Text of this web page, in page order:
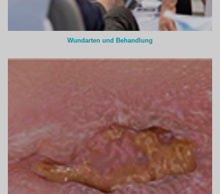
Wundarten und Behandlung